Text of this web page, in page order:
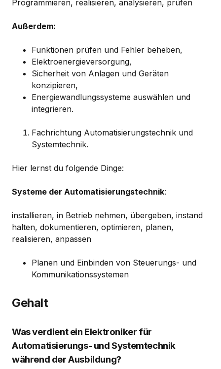
Programmieren, realisieren, analysieren, prüfen
Außerdem:
Funktionen prüfen und Fehler beheben,
Elektroenergieversorgung,
Sicherheit von Anlagen und Geräten
konzipieren,
Energiewandlungssysteme auswählen und
integrieren.
Fachrichtung Automatisierungstechnik und
Systemtechnik.
Hier lernst du folgende Dinge:
Systeme der Automatisierungstechnik:
installieren, in Betrieb nehmen, übergeben, instand
halten, dokumentieren, optimieren, planen,
realisieren, anpassen
Planen und Einbinden von Steuerungs- und
Kommunikationssystemen
Gehalt
Was verdient ein Elektroniker für
Automatisierungs- und Systemtechnik
während der Ausbildung?